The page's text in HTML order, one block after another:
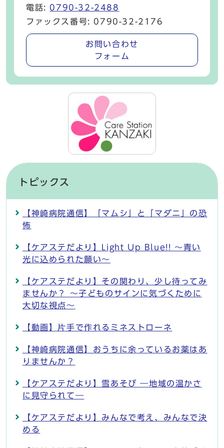
電話: 0790-32-2488
ファックス番号: 0790-32-2176
お問い合わせ
フォーム
トピックス
【神崎病院通信】「マムシ」と「マダニ」の恐
怖
【ケアステだより】Light Up Blue!! ～青い
光に込められた願い～
【ケアステだより】その関わり、少し待ってみ
ませんか？ ～子どものサインに気づくために
大切な視点～
【動画】片手で作れるミネストローネ
【神崎病院通信】おうちに余っているお薬はあ
りませんか？
【ケアステだより】雪あそび ―地域の温かさ
に見守られて―
【ケアステだより】みんなで考え、みんなで決
める